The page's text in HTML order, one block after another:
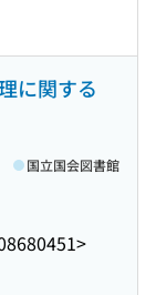
に関する
国立国会図書館